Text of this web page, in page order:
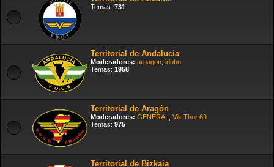
Temas: 731
Territorial de Andalucia
Moderadores: arpagon iduhn
Temas: 1958
Territorial de Aragón
Moderadores: GENERAL
Vik Thor 69
Temas: 975
Territorial de Bizkaia